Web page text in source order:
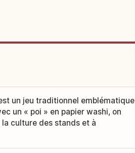
un jeu traditionnel emblématique
un « poi » en papier washi, on
culture des stands et à